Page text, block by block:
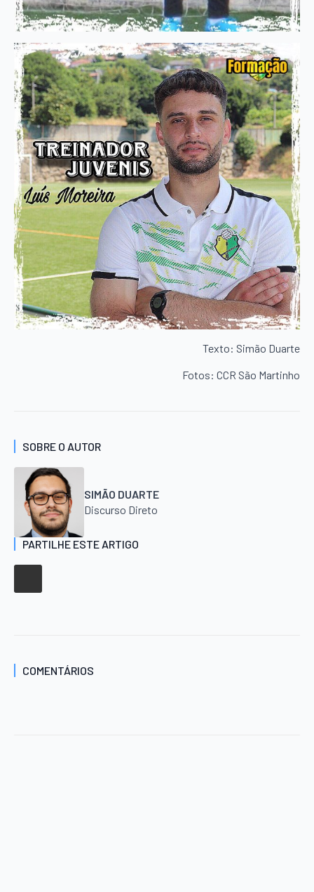
Texto: Simão Duarte
Fotos: CCR São Martinho
SOBRE O AUTOR
SIMÃO DUARTE
Discurso Direto
PARTILHE ESTE ARTIGO
COMENTÁRIOS